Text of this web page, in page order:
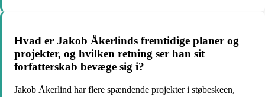
Hvad er Jakob Åkerlinds fremtidige planer og
projekter, og hvilken retning ser han sit
forfatterskab bevæge sig i?
Jakob Åkerlind har flere spændende projekter i støbeskeen,